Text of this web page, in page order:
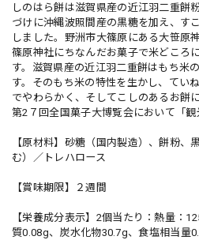
しのはら餅は滋賀県産の近江羽二重餅
づけに沖縄波照間産の黒糖を加え、す
しました。野洲市大篠原にある大笹原
篠原神社にちなんだお菓子で米どころ
す。滋賀県産の近江羽二重餅はもち米
す。そのもち米の特性を生かし、てい
でやわらかく、そしてこしのあるお餅
第2７回全国菓子大博覧会において「
【原材料】砂糖（国内製造）、餅粉、
む）／トレハロース
【賞味期限】２週間
【栄養成分表示】2個当たり：熱量：
質0.08g、炭水化物30.7g、食塩相当量